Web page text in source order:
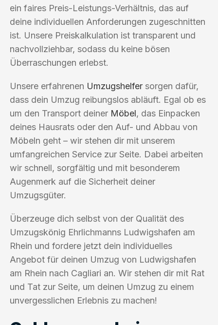
ein faires Preis-Leistungs-Verhältnis, das auf
deine individuellen Anforderungen zugeschnitten
ist. Unsere Preiskalkulation ist transparent und
nachvollziehbar, sodass du keine bösen
Überraschungen erlebst.
Unsere erfahrenen Umzugshelfer sorgen dafür,
dass dein Umzug reibungslos abläuft. Egal ob es
um den Transport deiner Möbel, das Einpacken
deines Hausrats oder den Auf- und Abbau von
Möbeln geht – wir stehen dir mit unserem
umfangreichen Service zur Seite. Dabei arbeiten
wir schnell, sorgfältig und mit besonderem
Augenmerk auf die Sicherheit deiner
Umzugsgüter.
Überzeuge dich selbst von der Qualität des
Umzugskönig Ehrlichmanns Ludwigshafen am
Rhein und fordere jetzt dein individuelles
Angebot für deinen Umzug von Ludwigshafen
am Rhein nach Cagliari an. Wir stehen dir mit Rat
und Tat zur Seite, um deinen Umzug zu einem
unvergesslichen Erlebnis zu machen!